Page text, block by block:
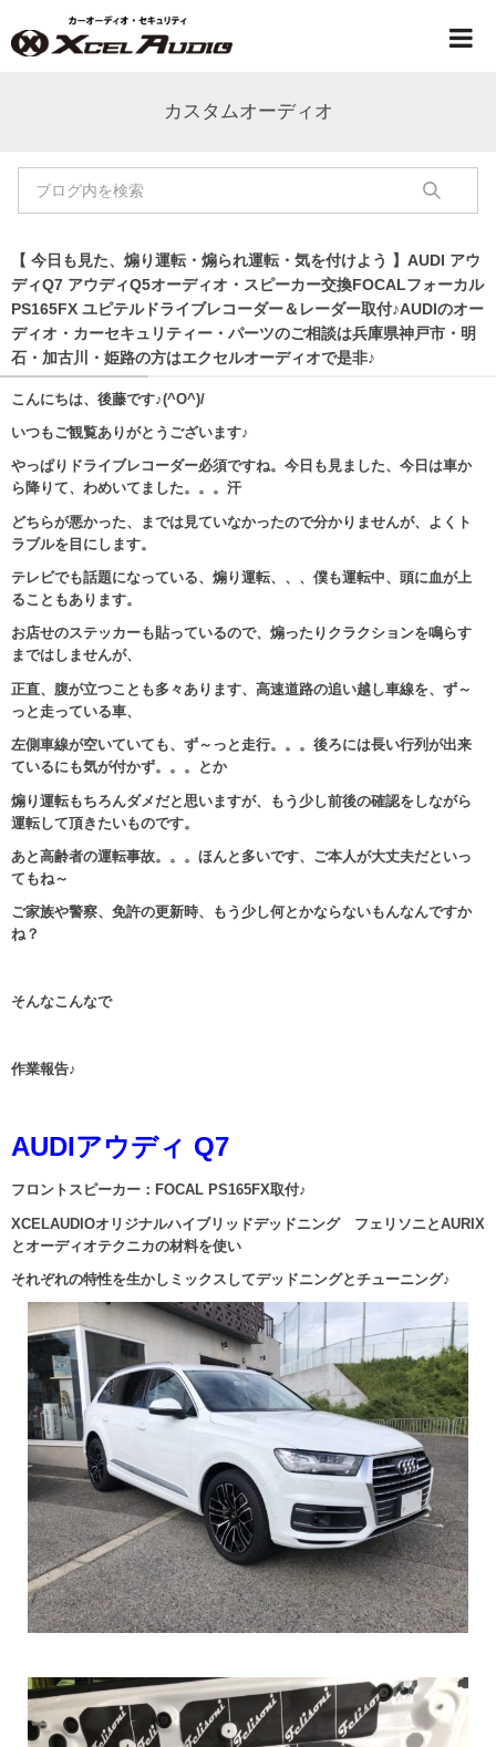
カスタムオーディオ
【 今日も見た、煽り運転・煽られ運転・気を付けよう 】AUDI アウ
ディQ7 アウディQ5オーディオ・スピーカー交換FOCALフォーカル
PS165FX ユピテルドライブレコーダー＆レーダー取付♪AUDIのオー
ディオ・カーセキュリティー・パーツのご相談は兵庫県神戸市・明
石・加古川・姫路の方はエクセルオーディオで是非♪
こんにちは、後藤です♪(^O^)/
いつもご観覧ありがとうございます♪
やっぱりドライブレコーダー必須ですね。今日も見ました、今日は車か
ら降りて、わめいてました。。。汗
どちらが悪かった、までは見ていなかったので分かりませんが、よくト
ラブルを目にします。
テレビでも話題になっている、煽り運転、、、僕も運転中、頭に血が上
ることもあります。
お店せのステッカーも貼っているので、煽ったりクラクションを鳴らす
まではしませんが、
正直、腹が立つことも多々あります、高速道路の追い越し車線を、ず～
っと走っている車、
左側車線が空いていても、ず～っと走行。。。後ろには長い行列が出来
ているにも気が付かず。。。とか
煽り運転もちろんダメだと思いますが、もう少し前後の確認をしながら
運転して頂きたいものです。
あと高齢者の運転事故。。。ほんと多いです、ご本人が大丈夫だといっ
てもね～
ご家族や警察、免許の更新時、もう少し何とかならないもんなんですか
ね？
そんなこんなで
作業報告♪
AUDIアウディ Q7
フロントスピーカー：FOCAL PS165FX取付♪
XCELAUDIOオリジナルハイブリッドデッドニング フェリソニとAURIX
とオーディオテクニカの材料を使い
それぞれの特性を生かしミックスしてデッドニングとチューニング♪